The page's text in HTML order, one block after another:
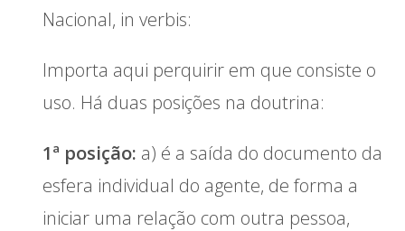
Nacional, in verbis:
Importa aqui perquirir em que consiste o
uso. Há duas posições na doutrina:
1ª posição: a) é a saída do documento da
esfera individual do agente, de forma a
iniciar uma relação com outra pessoa,